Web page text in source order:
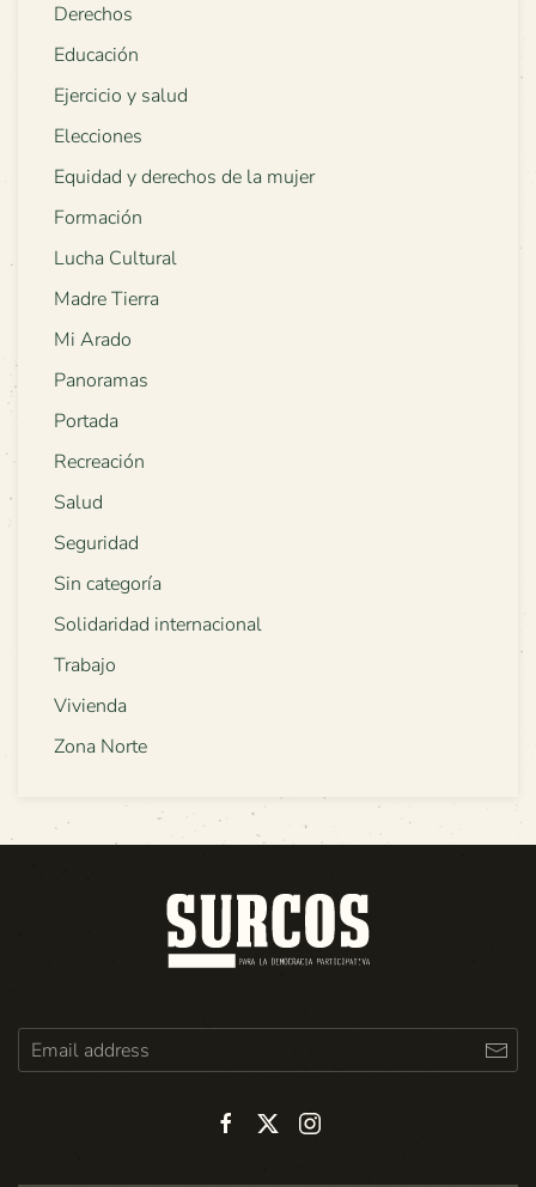
Derechos
Educación
Ejercicio y salud
Elecciones
Equidad y derechos de la mujer
Formación
Lucha Cultural
Madre Tierra
Mi Arado
Panoramas
Portada
Recreación
Salud
Seguridad
Sin categoría
Solidaridad internacional
Trabajo
Vivienda
Zona Norte